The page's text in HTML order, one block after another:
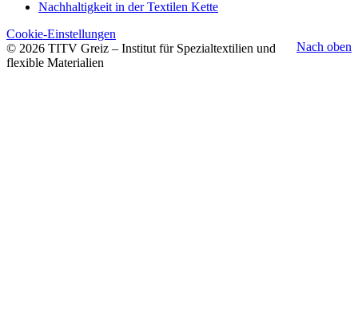
Nachhaltigkeit in der Textilen Kette
Nach oben
Cookie-Einstellungen
© 2026 TITV Greiz – Institut für Spezialtextilien und
flexible Materialien